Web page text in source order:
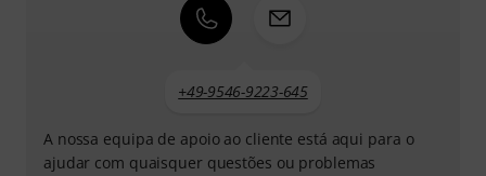
+49-9546-9223-645
A nossa equipa de apoio ao cliente está aqui para o
ajudar com quaisquer questões ou problemas